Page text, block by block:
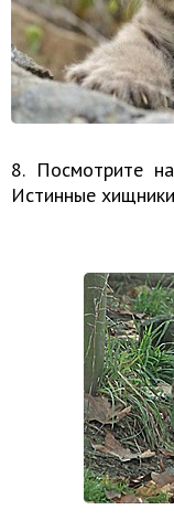
8. Посмотрите
Истинные